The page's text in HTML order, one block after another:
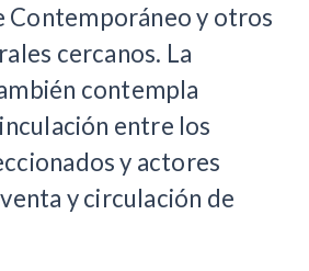
Contemporáneo y otros
cercanos. La
contempla
entre los
y actores
y circulación de